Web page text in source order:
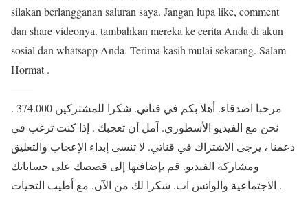
silakan berlangganan saluran saya. Jangan lupa like, comment
dan share videonya. tambahkan mereka ke cerita Anda di akun
sosial dan whatsapp Anda. Terima kasih mulai sekarang. Salam
Hormat .
مرحبا اصدقاء. أهلا بكم في قناتي. شكرا للمشتركين 374.000 .
نحن مع الفيديو الأسطوري. آمل أن تعجبك . إذا كنت ترغب في
دعمنا ، يرجى الاشتراك في قناتي. لا تنسى إبداء الإعجاب والتعليق
ومشاركة الفيديو. قم بإضافتها إلى قصصك على حساباتك
الاجتماعية والواتس اب. شكرا لك من الآن. مع أطيب التحيات .